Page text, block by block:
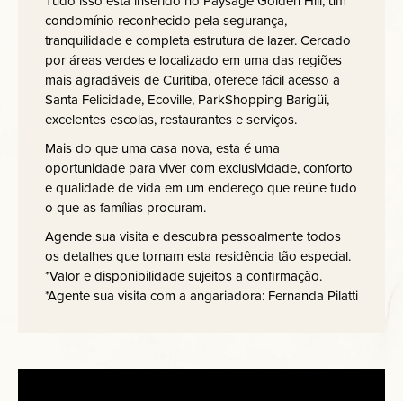
condomínio reconhecido pela segurança,
tranquilidade e completa estrutura de lazer. Cercado
por áreas verdes e localizado em uma das regiões
mais agradáveis de Curitiba, oferece fácil acesso a
Santa Felicidade, Ecoville, ParkShopping Barigüi,
excelentes escolas, restaurantes e serviços.
Mais do que uma casa nova, esta é uma
oportunidade para viver com exclusividade, conforto
e qualidade de vida em um endereço que reúne tudo
o que as famílias procuram.
Agende sua visita e descubra pessoalmente todos
os detalhes que tornam esta residência tão especial.
*Valor e disponibilidade sujeitos a confirmação.
*Agente sua visita com a angariadora: Fernanda Pilatti